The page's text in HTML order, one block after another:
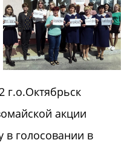
акции
в голосовании в